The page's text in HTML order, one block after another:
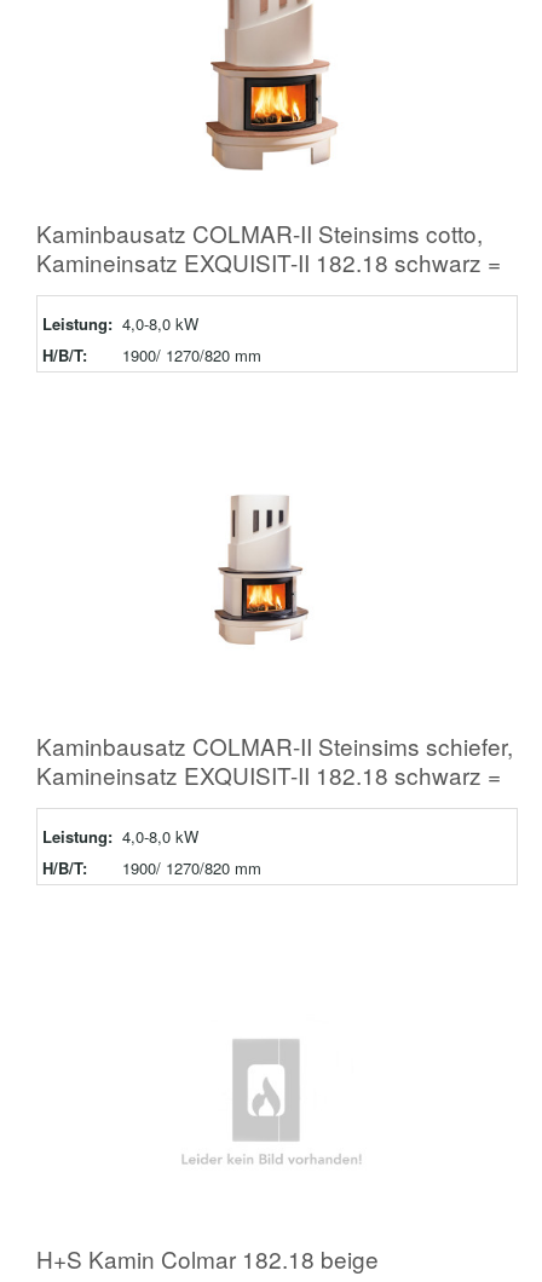
Kaminbausatz COLMAR-II Steinsims cotto,
Kamineinsatz EXQUISIT-II 182.18 schwarz =
Leistung: 4,0-8,0 kW
H/B/T:
1900/ 1270/820 mm
Kaminbausatz COLMAR-II Steinsims schiefer,
Kamineinsatz EXQUISIT-II 182.18 schwarz =
Leistung: 4,0-8,0 kW
H/B/T:
1900/ 1270/820 mm
H+S Kamin Colmar 182.18 beige